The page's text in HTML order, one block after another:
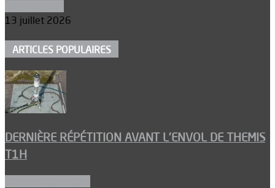
13 juillet 2026
ARTICLES POPULAIRES
DERNIÈRE RÉPÉTITION AVANT L’ENVOL DE THEMIS
T1H